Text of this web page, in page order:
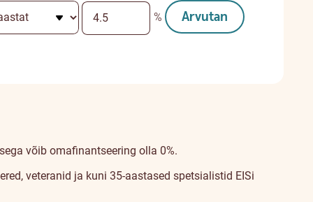
% Arvutan
võib omafinantseering olla 0%.
veteranid ja kuni 35-aastased spetsialistid EISi